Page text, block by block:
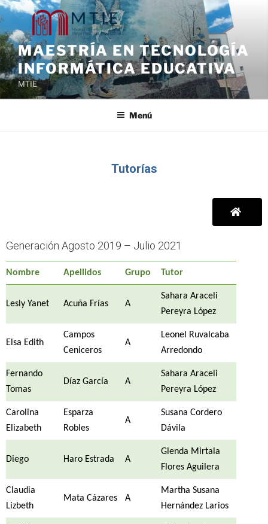
MAESTRÍA EN TECNOLOGÍA
INFORMÁTICA EDUCATIVA
MTIE
Menú
Tutorías
Generación Agosto 2019 – Julio 2021
Nombre Apellidos Grupo Tutor
Lesly Yanet Acuña Frías A
Sahara Araceli
Pereyra López
Elsa Edith
Campos
Ceniceros
A
Leonel Ruvalcaba
Arredondo
Fernando
Tomas
Díaz García A
Sahara Araceli
Pereyra López
Carolina
Elizabeth
Esparza
Robles
A
Susana Cordero
Dávila
Diego Haro Estrada A
Glenda Mirtala
Flores Aguilera
Claudia
Lizbeth
Mata Cázares A
Martha Susana
Hernández Larios